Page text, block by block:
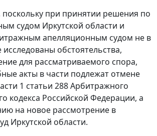
при принятии решения по
судом Иркутской области и
апелляционным судом не в
обстоятельства,
для рассматриваемого спора,
акты в части подлежат отмене
1 статьи 288Арбитражного
кодекса Российской Федерации, а
на новое рассмотрение в
Иркутской области.